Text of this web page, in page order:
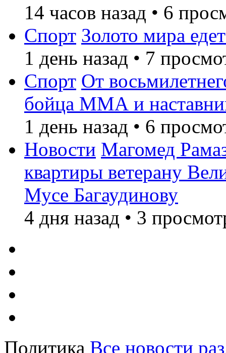
14 часов назад • 6
Спорт Золото мира
1 день назад • 7
Спорт От
бойца ММА и
1 день назад • 6
Новости Магомед
квартиры ветерану
Мусе Багаудинову
4 дня назад • 3
Политика Все новости